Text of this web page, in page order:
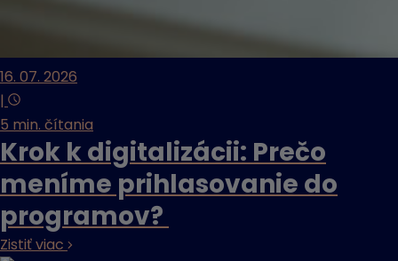
16. 07. 2026
|
5 min. čítania
Krok k digitalizácii: Prečo
meníme prihlasovanie do
programov?
Zistiť viac